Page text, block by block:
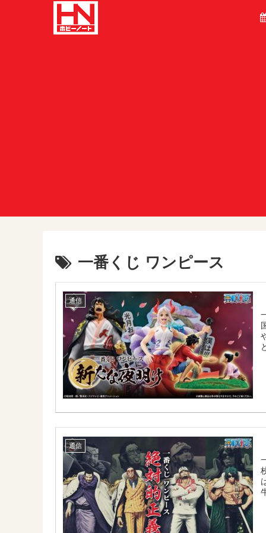
一番くじ ワンピース
通信
通信